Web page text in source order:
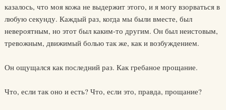
казалось, что моя кожа не выдержит этого, и я могу взорваться в
любую секунду. Каждый раз, когда мы были вместе, был
невероятным, но этот был каким-то другим. Он был неистовым,
тревожным, движимый болью так же, как и возбуждением.
Он ощущался как последний раз. Как гребаное прощание.
Что, если так оно и есть? Что, если это, правда, прощание?